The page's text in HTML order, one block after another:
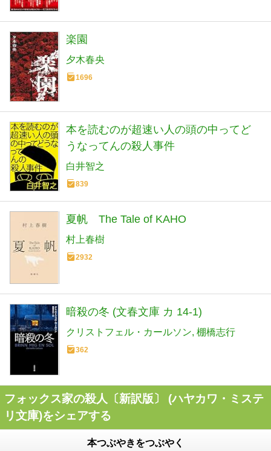
楽園
夕木春央
1696
本を読むのが超速い人の頭の中ってど
うなってんの殺人事件
白井智之
839
夏帆 The Tale of KAHO
村上春樹
2932
暗殺の冬 (文春文庫 カ 14-1)
クリストフェル・カールソン 棚橋志行
362
フォックス家の殺人〔新訳版〕 (ハヤカワ・ミステ
リ文庫)をシェアする
本つぶやきをつぶやく